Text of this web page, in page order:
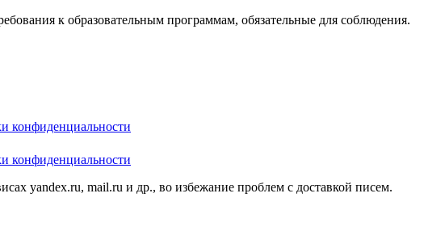
к образовательным программам, обязательные для соблюдения.
конфиденциальности
конфиденциальности
yandex.ru, mail.ru и др., во избежание проблем с доставкой писем.